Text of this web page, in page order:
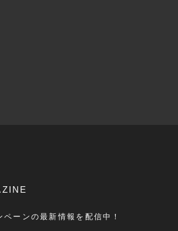
ペーンの最新情報を配信中！